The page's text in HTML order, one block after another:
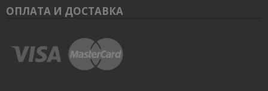
ОПЛАТА И ДОСТАВКА